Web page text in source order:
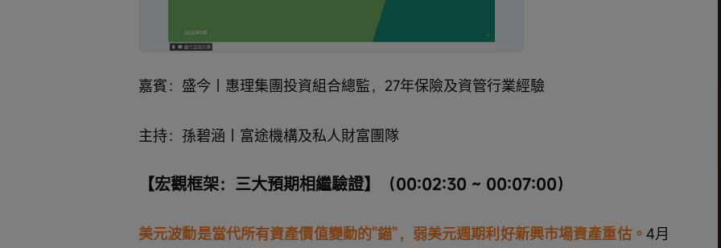
取
消
靜 播
嘉賓：盛今｜惠理集團投資組合總監，27年保險及資管行業經驗
主持：孫碧涵｜富途機構及私人財富團隊
【宏觀框架：三大預期相繼驗證】（00:02:30 ~ 00:07:00）
美元波動是當代所有資產價值變動的"錨"，弱美元週期利好新興市場資產重估。 4月